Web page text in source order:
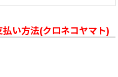
い方法(クロネコヤマト)